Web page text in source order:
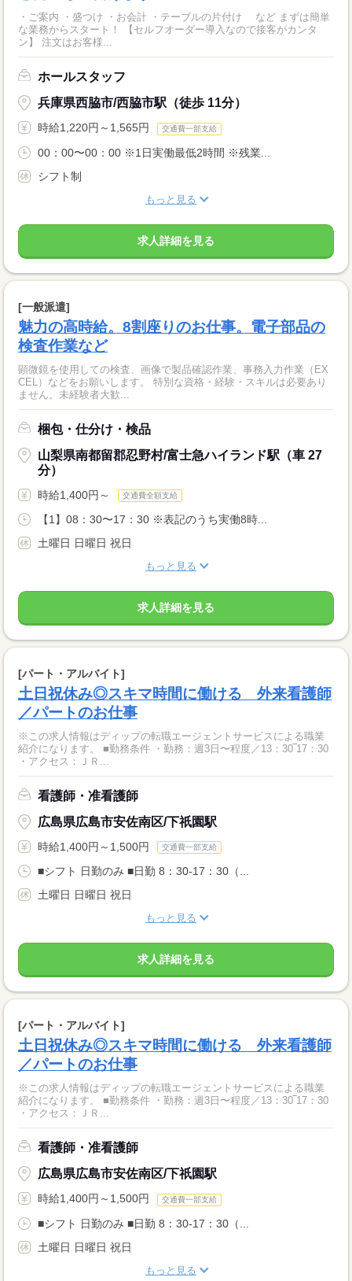
・ご案内 ・盛つけ ・お会計 ・テーブルの片付け など まずは簡単
な業務からスタート！ 【セルフオーダー導入なので接客がカンタ
ン】 注文はお客様...
ホールスタッフ
兵庫県西脇市/西脇市駅（徒歩 11分）
時給1,220円～1,565円 交通費一部支給
00：00〜00：00 ※1日実働最低2時間 ※残業...
シフト制
もっと見る
求人詳細を見る
[一般派遣]
魅力の高時給。8割座りのお仕事。電子部品の
検査作業など
顕微鏡を使用しての検査、画像で製品確認作業、事務入力作業（EX
CEL）などをお願いします。 特別な資格・経験・スキルは必要あり
ません。未経験者大歓...
梱包・仕分け・検品
山梨県南都留郡忍野村/富士急ハイランド駅（車 27
分）
時給1,400円～ 交通費全額支給
【1】08：30〜17：30 ※表記のうち実働8時...
土曜日 日曜日 祝日
もっと見る
求人詳細を見る
[パート・アルバイト]
土日祝休み◎スキマ時間に働ける 外来看護師
／パートのお仕事
※この求人情報はディップの転職エージェントサービスによる職業
紹介になります。 ■勤務条件 ・勤務：週3日〜程度／13：30‾17：30
・アクセス：ＪＲ...
看護師・准看護師
広島県広島市安佐南区/下祇園駅
時給1,400円～1,500円 交通費一部支給
■シフト 日勤のみ ■日勤 8：30-17：30（...
土曜日 日曜日 祝日
もっと見る
求人詳細を見る
[パート・アルバイト]
土日祝休み◎スキマ時間に働ける 外来看護師
／パートのお仕事
※この求人情報はディップの転職エージェントサービスによる職業
紹介になります。 ■勤務条件 ・勤務：週3日〜程度／13：30‾17：30
・アクセス：ＪＲ...
看護師・准看護師
広島県広島市安佐南区/下祇園駅
時給1,400円～1,500円 交通費一部支給
■シフト 日勤のみ ■日勤 8：30-17：30（...
土曜日 日曜日 祝日
もっと見る